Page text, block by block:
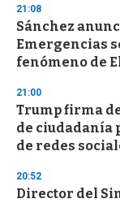
21:08
Sánchez
Emergencias
fenómeno de
21:00
Trump firma
de ciudadanía
de redes
20:52
Director del